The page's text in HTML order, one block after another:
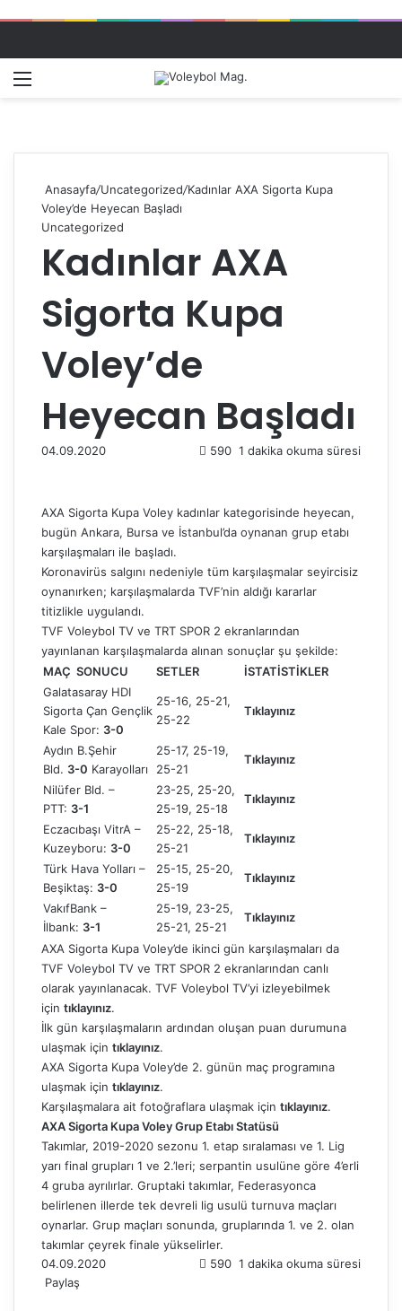
Anasayfa/Uncategorized/Kadınlar AXA Sigorta Kupa
Voley’de Heyecan Başladı
Uncategorized
Kadınlar AXA
Sigorta Kupa
Voley’de
Heyecan Başladı
04.09.2020 590 1 dakika okuma süresi
AXA Sigorta Kupa Voley kadınlar kategorisinde heyecan,
bugün Ankara, Bursa ve İstanbul’da oynanan grup etabı
karşılaşmaları ile başladı.
Koronavirüs salgını nedeniyle tüm karşılaşmalar seyircisiz
oynanırken; karşılaşmalarda TVF’nin aldığı kararlar
titizlikle uygulandı.
TVF Voleybol TV ve TRT SPOR 2 ekranlarından
yayınlanan karşılaşmalarda alınan sonuçlar şu şekilde:
MAÇ SONUCU
SETLER
İSTATİSTİKLER
Galatasaray HDI
Sigorta Çan Gençlik
Kale Spor: 3-0
25-16, 25-21,
25-22
Tıklayınız
Aydın B.Şehir
Bld. 3-0 Karayolları
25-17, 25-19,
25-21
Tıklayınız
Nilüfer Bld. –
PTT: 3-1
23-25, 25-20,
25-19, 25-18
Tıklayınız
Eczacıbaşı VitrA –
Kuzeyboru: 3-0
25-22, 25-18,
25-21
Tıklayınız
Türk Hava Yolları –
Beşiktaş: 3-0
25-15, 25-20,
25-19
Tıklayınız
VakıfBank –
İlbank: 3-1
25-19, 23-25,
25-21, 25-21
Tıklayınız
AXA Sigorta Kupa Voley’de ikinci gün karşılaşmaları da
TVF Voleybol TV ve TRT SPOR 2 ekranlarından canlı
olarak yayınlanacak. TVF Voleybol TV’yi izleyebilmek
için tıklayınız.
İlk gün karşılaşmaların ardından oluşan puan durumuna
ulaşmak için tıklayınız.
AXA Sigorta Kupa Voley’de 2. günün maç programına
ulaşmak için tıklayınız.
Karşılaşmalara ait fotoğraflara ulaşmak için tıklayınız.
AXA Sigorta Kupa Voley Grup Etabı Statüsü
Takımlar, 2019-2020 sezonu 1. etap sıralaması ve 1. Lig
yarı final grupları 1 ve 2.’leri; serpantin usulüne göre 4’erli
4 gruba ayrılırlar. Gruptaki takımlar, Federasyonca
belirlenen illerde tek devreli lig usulü turnuva maçları
oynarlar. Grup maçları sonunda, gruplarında 1. ve 2. olan
takımlar çeyrek finale yükselirler.
04.09.2020
590 1 dakika okuma süresi
Paylaş